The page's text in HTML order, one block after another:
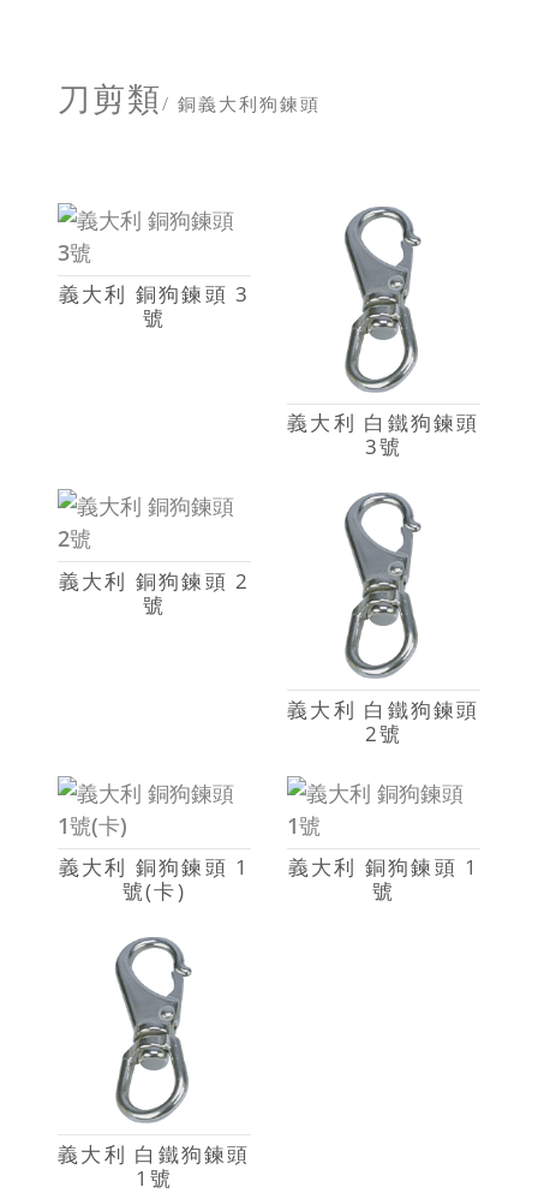
刀剪類/ 銅義大利狗鍊頭
義大利 銅狗鍊頭 3
號
義大利 白鐵狗鍊頭
3號
義大利 銅狗鍊頭 2
號
義大利 白鐵狗鍊頭
2號
義大利 銅狗鍊頭 1
號(卡)
義大利 銅狗鍊頭 1
號
義大利 白鐵狗鍊頭
1號